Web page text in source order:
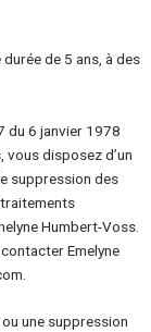
de 5 ans, à des
du 6 janvier 1978
disposez d’un
suppression des
Humbert-Voss.
Emelyne
une suppression